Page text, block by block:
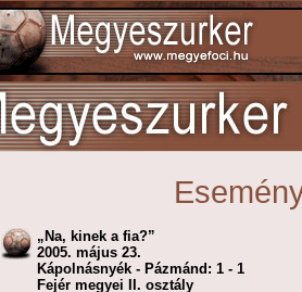
„Na, kinek a fia?”
2005. május 23.
Kápolnásnyék - Pázmánd: 1 - 1
Fejér megyei II. osztály